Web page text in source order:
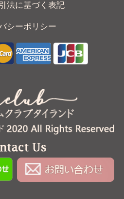
法に基づく表記
シーポリシー